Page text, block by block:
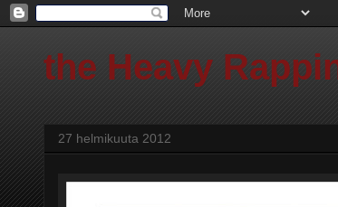
the Heavy
27 helmikuuta 2012